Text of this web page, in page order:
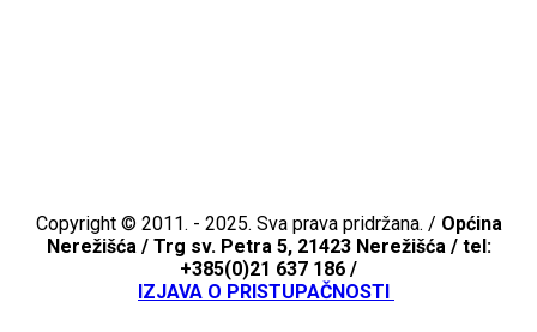
Copyright © 2011. - 2025. Sva prava pridržana. / Općina
Nerežišća /Trg sv. Petra 5, 21423 Nerežišća / tel:
+385(0)21 637 186 /
IZJAVA O PRISTUPAČNOSTI